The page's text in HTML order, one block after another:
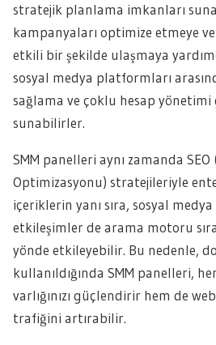
stratejik planlama imkanları
kampanyaları optimize etmeye
etkili bir şekilde ulaşmaya
sosyal medya platformları
sağlama ve çoklu hesap
sunabilirler.
SMM panelleri aynı zamanda
Optimizasyonu) stratejileriyle
içeriklerin yanı sıra, sosyal
etkileşimler de arama motoru
yönde etkileyebilir. Bu nedenle,
kullanıldığında SMM panelleri,
varlığınızı güçlendirir hem de
trafiğini artırabilir.